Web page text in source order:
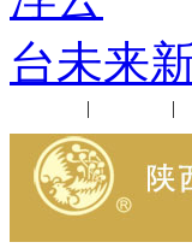
台未来
| |